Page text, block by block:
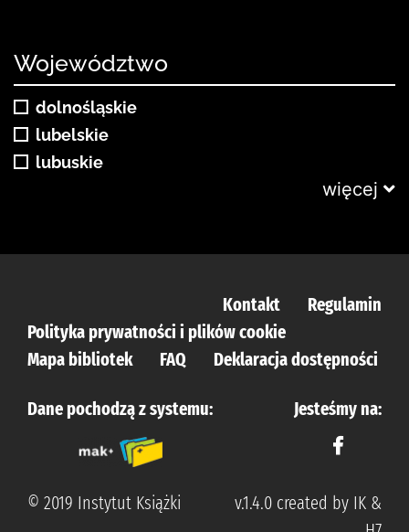
Województwo
dolnośląskie
lubelskie
lubuskie
więcej
Kontakt
Regulamin
Polityka prywatności i plików cookie
Mapa bibliotek
FAQ Deklaracja dostępności
Dane pochodzą z systemu: Jesteśmy na:
© 2019 Instytut Książki
v.1.4.0 created by IK &